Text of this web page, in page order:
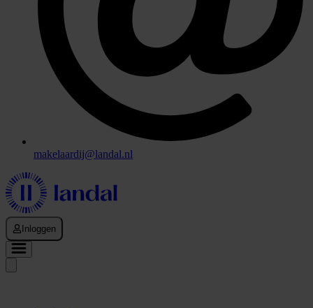
makelaardij@landal.nl
Inloggen